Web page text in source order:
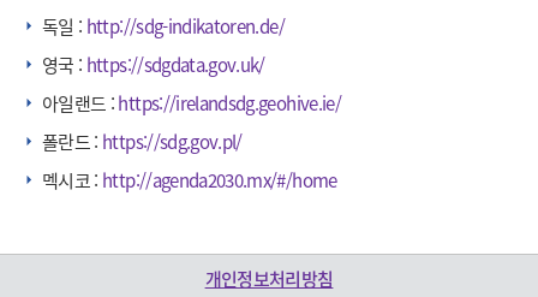
독일 : http://sdg-indikatoren.de/
영국 : https://sdgdata.gov.uk/
아일랜드 :https://irelandsdg.geohive.ie/
폴란드 : https://sdg.gov.pl/
멕시코 : http://agenda2030.mx/#/home
개인정보처리방침